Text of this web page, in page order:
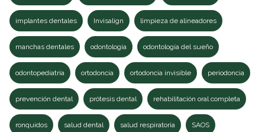
implantes dentales Invisalign limpieza de alineadores
manchas dentales odontología odontología del sueño
odontopediatría ortodoncia ortodoncia invisible periodoncia
prevención dental prótesis dental rehabilitación oral completa
ronquidos salud dental salud respiratoria SAOS